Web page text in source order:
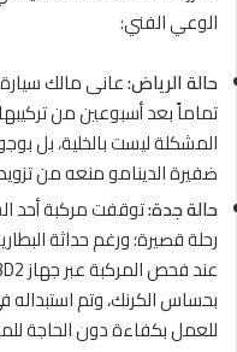
الوعي الفني:
حالة الرياض:عانى مالك
تماماً بعد أسبوعين من
المشكلة ليست بالخلية، بل
ضفيرة الدينامو منعه من
حالة جدة:توقفت مركبة أحد
رحلة قصيرة؛ ورغم حداثة
بحساس الكرنك، وتم
للعمل بكفاءة دون الحاجة